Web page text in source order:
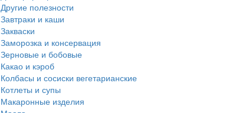
Другие полезности
Завтраки и каши
Закваски
Заморозка и консервация
Зерновые и бобовые
Какао и кэроб
Колбасы и сосиски вегетарианские
Котлеты и супы
Макаронные изделия